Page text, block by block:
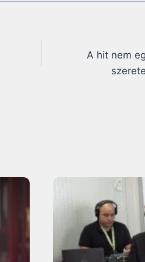
A hit nem